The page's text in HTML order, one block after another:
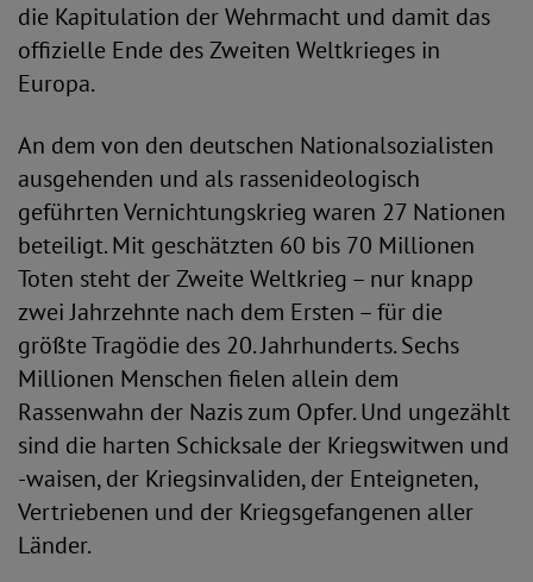
die Kapitulation der Wehrmacht und damit das
offizielle Ende des Zweiten Weltkrieges in
Europa.
An dem von den deutschen Nationalsozialisten
ausgehenden und als rassenideologisch
geführten Vernichtungskrieg waren 27 Nationen
beteiligt. Mit geschätzten 60 bis 70 Millionen
Toten steht der Zweite Weltkrieg – nur knapp
zwei Jahrzehnte nach dem Ersten – für die
größte Tragödie des 20. Jahrhunderts. Sechs
Millionen Menschen fielen allein dem
Rassenwahn der Nazis zum Opfer. Und ungezählt
sind die harten Schicksale der Kriegswitwen und
-waisen, der Kriegsinvaliden, der Enteigneten,
Vertriebenen und der Kriegsgefangenen aller
Länder.